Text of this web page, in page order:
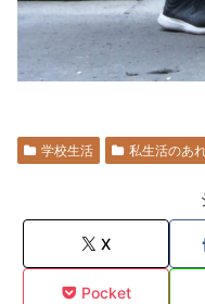
学校生活 私生活のあ
X
Pocket